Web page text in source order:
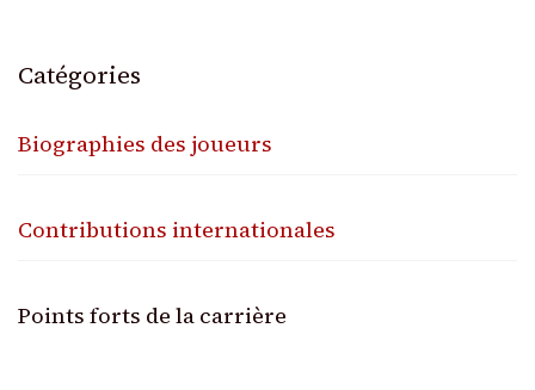
Catégories
Biographies des joueurs
Contributions internationales
Points forts de la carrière